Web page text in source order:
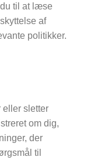
til at læse
af
politikker.
eller sletter
om dig,
der
til